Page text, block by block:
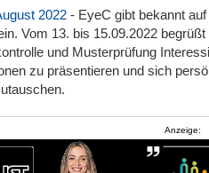
2022 - EyeC gibt bekannt
Vom 13. bis 15.09.2022
und Musterprüfung
zu präsentieren und sich
Anzeige: